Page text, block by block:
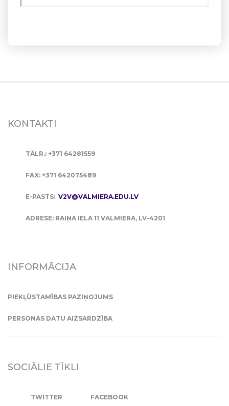
KONTAKTI
TĀLR.: +371 64281559
FAX: +371 642075489
E-PASTS: V2V@VALMIERA.EDU.LV
ADRESE: RAIŅA IELA 11 VALMIERA, LV-4201
INFORMĀCIJA
PIEKĻŪSTAMĪBAS PAZIŅOJUMS
PERSONAS DATU AIZSARDZĪBA
SOCIĀLIE TĪKLI
TWITTER FACEBOOK